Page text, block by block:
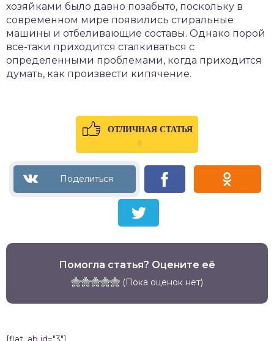
хозяйками было давно позабыто, поскольку в
современном мире появились стиральные
машины и отбеливающие составы. Однако порой
все-таки приходится сталкиваться с
определенными проблемами, когда приходится
думать, как произвести кипячение.
ОТЛИЧНАЯ СТАТЬЯ
0
Помогла статья? Оцените её
(Пока оценок нет)